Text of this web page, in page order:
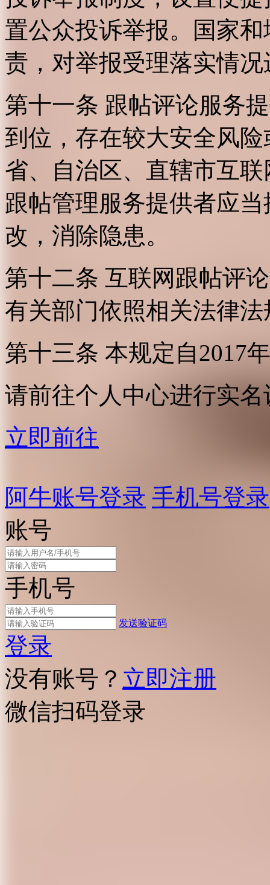
置公众投诉举报。国家
责，对举报受理落实情
第十一条 跟帖评论服务
到位，存在较大安全风
省、自治区、直辖市互
跟帖管理服务提供者应
改，消除隐患。
第十二条 互联网跟帖评
有关部门依照相关法律
第十三条 本规定自2017
请前往个人中心进行实名
立即前往
阿牛账号登录 手机号登录
账号
手机号
发送验证码
登录
没有账号？ 立即注册
微信扫码登录